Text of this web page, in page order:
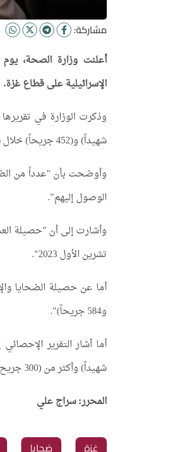
مشاركة:
أعلنت وزارة الصحة،
الإسرائيلية على قطاع غزة.
شهيداً) و(452 جريحاً) خلال (24 ساعة) الماضية".
وأوضحت بأن "عدداً من
الوصول إليهم".
تشرين الأول 2023".
و584 جريحاً)".
شهيداً) وأكثر من (300 جريح)".
المحرر: سراج علي
غزة ضحايا